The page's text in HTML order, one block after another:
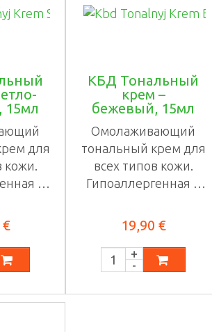
15мл
для
кожи.
и
€
КБД Тональный
крем –
бежевый, 15мл
Омолаживающий
тональный крем для
всех типов кожи.
Гипоаллергенная и
19,90 €